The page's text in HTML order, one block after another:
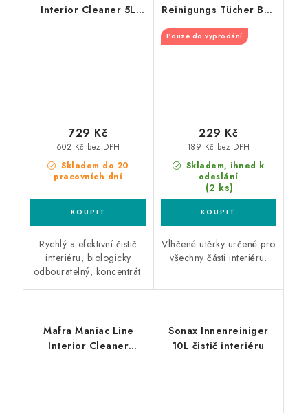
Interior Cleaner 5L
Skladem do 20
pracovních dní
602 Kč bez DPH
729 Kč
Rychlý a efektivní čistič
interiéru, biologicky
odbouratelný, koncentrát.
Reinigungs Tücher Box
interiér
Pouze do vyprodání
Skladem, ihned k
odeslání
(2 ks)
189 Kč bez DPH
229 Kč
Vlhčené utěrky určené pro
všechny části interiéru.
Mafra Maniac Line
Interior Cleaner
Sonax Innenreiniger
10L čistič interiéru